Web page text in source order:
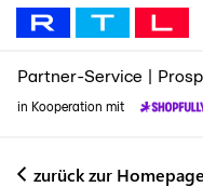
Partner-Service
in Kooperation mit
zurück zur Homepage